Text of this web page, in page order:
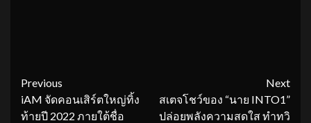
Continue
Reading
Previous
iAM จัดคอนเสิร์ตใหญ่ทิ้ง
ท้ายปี 2022 ภายใต้ชื่อ
Next
สเตจโชว์ของ “นาย INTO1”
ปล่อยพลังความสดใส ทำทวิ